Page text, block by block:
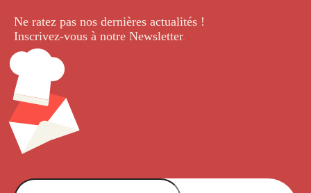
Ne ratez pas nos dernières actualités !
Inscrivez-vous à notre Newsletter.